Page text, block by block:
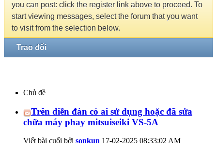
you can post: click the register link above to proceed. To
start viewing messages, select the forum that you want
to visit from the selection below.
Trao đổi
Chủ đề
Trên diễn đàn có ai sử dụng hoặc đã sửa
chữa máy phay mitsuiseiki VS-5A
Viết bài cuối bởi sonkun 17-02-2025 08:33:02 AM